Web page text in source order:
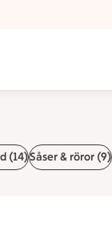
(14)Såser & röror (9)